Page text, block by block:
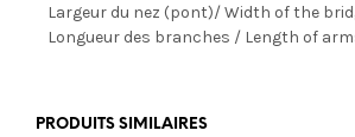
Largeur du nez (pont)/ Width of the
Longueur des branches / Length of
PRODUITS SIMILAIRES